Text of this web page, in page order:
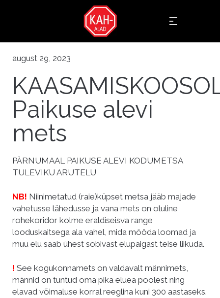
august 29, 2023
Paikuse alevi
mets
PÄRNUMAAL PAIKUSE ALEVI KODUMETSA
TULEVIKU ARUTELU
NB! Niinimetatud (raie)küpset metsa jääb majade
vahetusse lähedusse ja vana mets on oluline
rohekoridor kolme eraldiseisva range
looduskaitsega ala vahel, mida mööda loomad ja
muu elu saab ühest sobivast elupaigast teise liikuda.
! See kogukonnamets on valdavalt männimets,
männid on tuntud oma pika eluea poolest ning
elavad võimaluse korral reeglina kuni 300 aastaseks.